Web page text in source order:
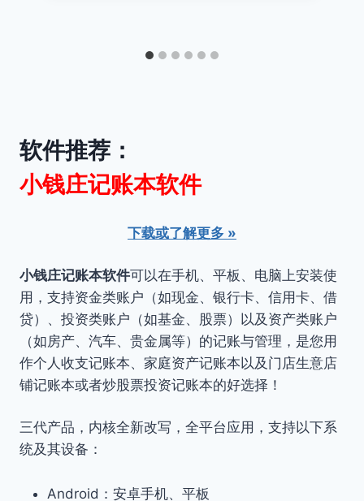
软件推荐：
小钱庄记账本软件
下载或了解更多 »
小钱庄记账本软件可以在手机、平板、电脑上安装使
用，支持资金类账户（如现金、银行卡、信用卡、借
贷）、投资类账户（如基金、股票）以及资产类账户
（如房产、汽车、贵金属等）的记账与管理，是您用
作个人收支记账本、家庭资产记账本以及门店生意店
铺记账本或者炒股票投资记账本的好选择！
三代产品，内核全新改写，全平台应用，支持以下系
统及其设备：
Android：安卓手机、平板